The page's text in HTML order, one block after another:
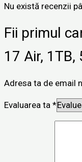
Nu există recenzii
Fii primul
17 Air, 1TB,
Adresa ta de email
Evaluarea ta *